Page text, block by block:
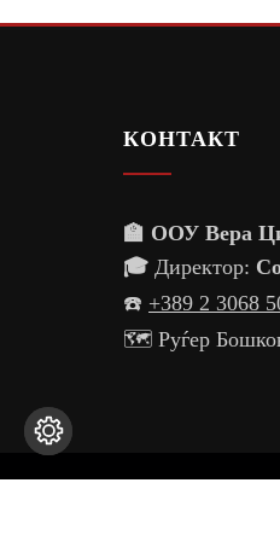
КОНТАКТ
🏫 ООУ Вера
🎓 Директор:
☎️ +389 2 3068
🗺️ Руѓер